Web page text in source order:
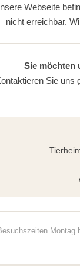
Webseite
nicht erreichbar.
Sie möchten
Sie uns
Montag